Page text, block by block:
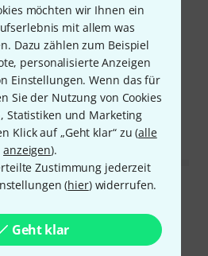
möchten wir Ihnen ein
mit allem was
Dazu zählen zum Beispiel
personalisierte Anzeigen
Einstellungen. Wenn das für
Sie der Nutzung von Cookies
Statistiken und Marketing
Klick auf „Geht klar“ zu (alle
anzeigen).
Zustimmung jederzeit
(hier) widerrufen.
Geht klar
mal verlockend, aber gerade
das Problem.
Builder verschiedene neue
aber nicht immer kapiert das
MELDEN
Fixtures erst ab LPU-2